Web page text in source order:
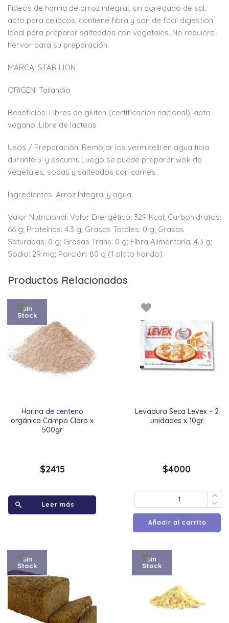
Fideos de harina de arroz integral, sin agregado de sal,
apto para celíacos, contiene fibra y son de fácil digestión.
Ideal para preparar salteados con vegetales. No requiere
hervor para su preparación.
MARCA: STAR LION
ORIGEN: Tailandia
Beneficios: Libres de gluten (certificacion nacional), apto
vegano. Libre de lacteos
Usos / Preparación: Remojar los vermicelli en agua tibia
durante 5’ y escurrir. Luego se puede preparar wok de
vegetales, sopas y salteados con carnes.
Ingredientes: Arroz Integral y agua
Valor Nutricional: Valor Energético: 329 Kcal; Carbohidratos:
66 g; Proteínas: 4.3 g; Grasas Totales: 0 g; Grasas
Saturadas: 0 g; Grasas Trans: 0 g; Fibra Alimentaria: 4.3 g;
Sodio: 29 mg; Porción: 80 g (1 plato hondo).
Productos Relacionados
Harina de centeno
orgánica Campo Claro x
500gr
Sin
Stock
$2415
Leer más
Levadura Seca Levex – 2
unidades x 10gr
$4000
Añadir al carrito
Sin
Stock
Sin
Stock